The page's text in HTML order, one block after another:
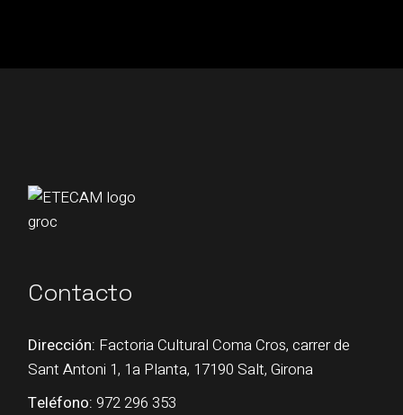
Contacto
Dirección: Factoria Cultural Coma Cros, carrer de
Sant Antoni 1, 1a Planta, 17190 Salt, Girona
Teléfono: 972 296 353